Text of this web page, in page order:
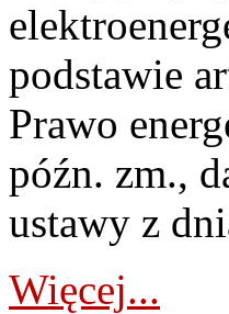
podstawie
Prawo
późn. zm.,
ustawy z
Więcej...